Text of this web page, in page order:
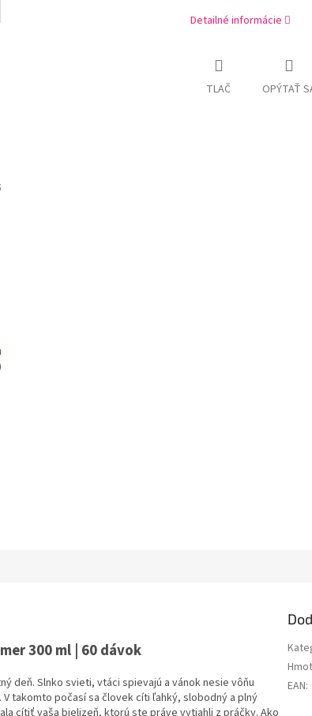
Detailné informácie
TLAČ OPÝTAŤ
300 ml | 60 dávok
deň. Slnko svieti, vtáci spievajú a vánok nesie vôňu
takomto počasí sa človek cíti ľahký, slobodný a plný
EAN: